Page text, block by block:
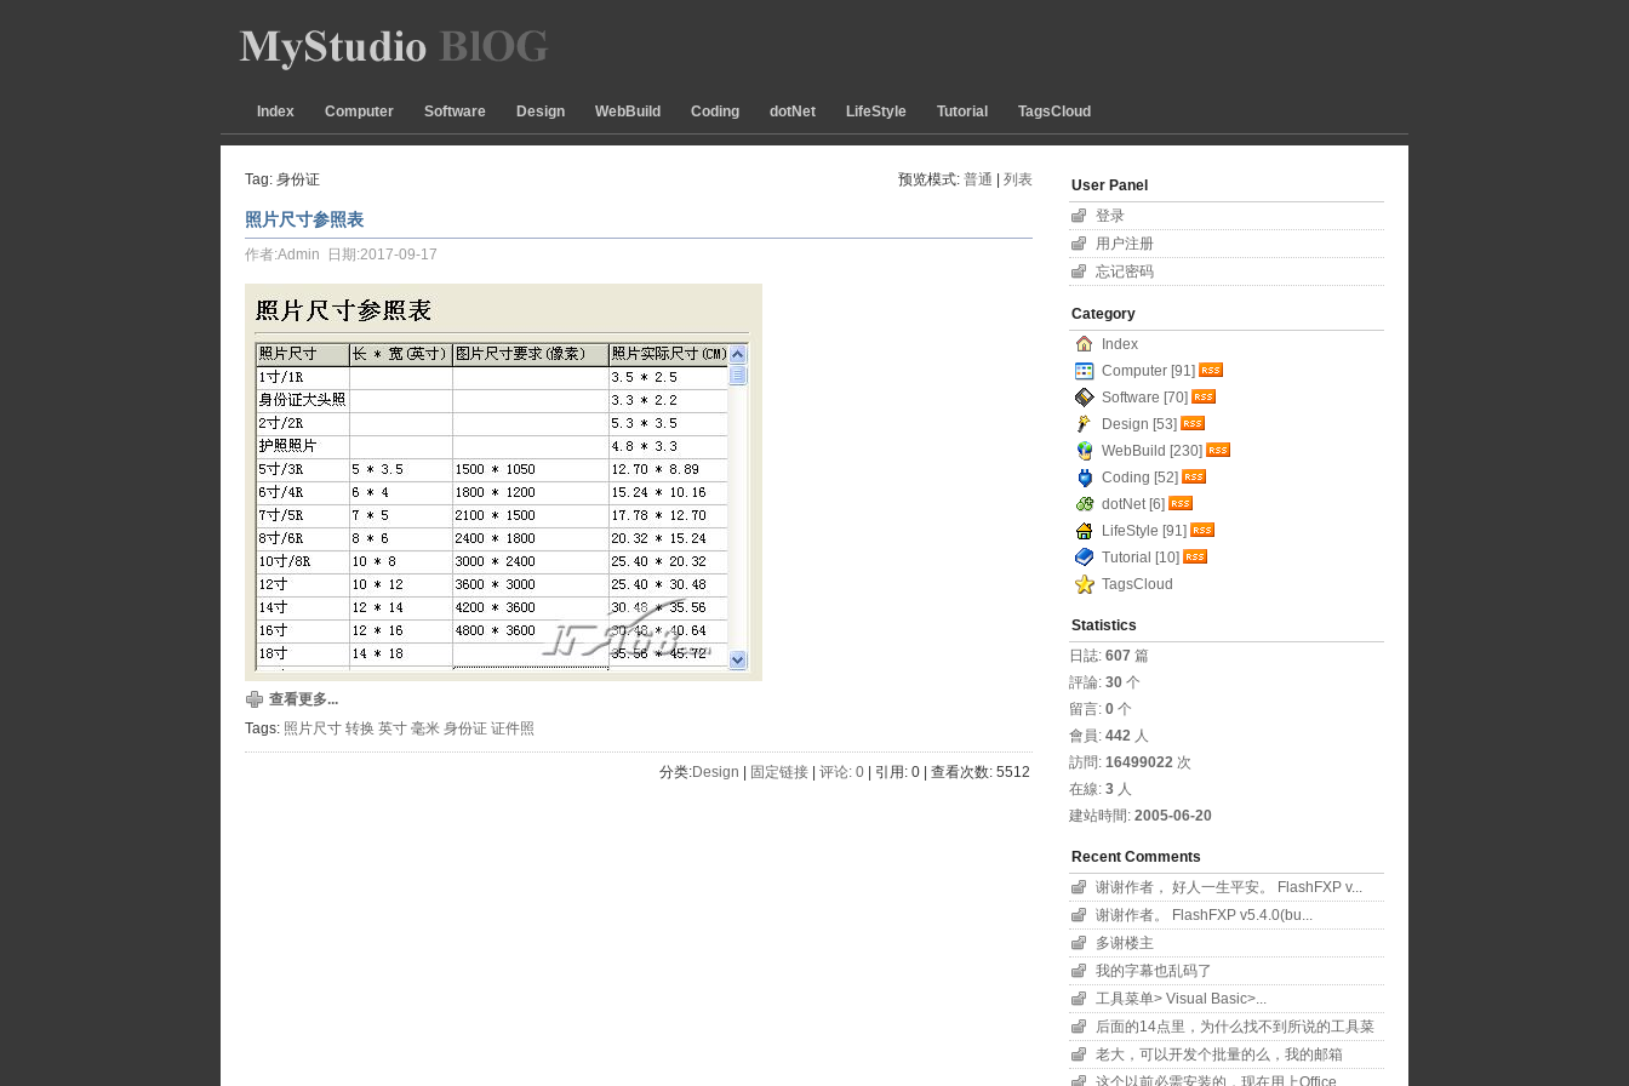
Index Computer Software Design WebBuild Coding dotNet LifeStyle Tutorial TagsCloud
Tag: 身份证 预览模式: 普通 列表
照片尺寸参照表
作者:Admin 日期:2017-09-17
查看更多...
Tags: 照片尺寸 转换 英寸 毫米 身份证 证件照
分类:Design 固定链接 评论: 0 | 引用: 0 | 查看次数: 5512
User Panel
登录
用户注册
忘记密码
Category
Index
Computer [91]
Software [70]
Design [53]
WebBuild [230]
Coding [52]
dotNet [6]
LifeStyle [91]
Tutorial [10]
TagsCloud
Statistics
日誌: 607 篇
評論: 30 个
留言: 0 个
會員: 442 人
訪問: 16499022 次
在線: 3 人
建站時間: 2005-06-20
Recent Comments
谢谢作者， 好人一生平安。 FlashFXP v...
谢谢作者。 FlashFXP v5.4.0(bu...
多谢楼主
我的字幕也乱码了
工具菜单> Visual Basic>...
后面的14点里，为什么找不到所说的工具菜
单项？！
老大，可以开发个批量的么，我的邮箱
11626801...
这个以前必需安装的，现在用上Office